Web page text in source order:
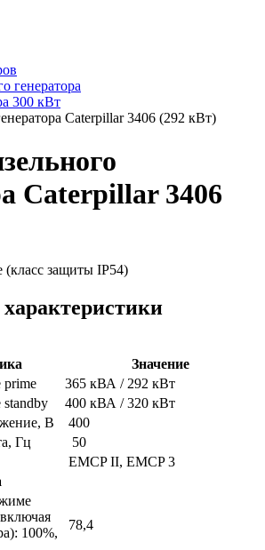
генератора
300 кВт
Caterpillar 3406 (292 кВт)
Caterpillar 3406
защиты IP54)
Значение
365 кВА / 292 кВт
400 кВА / 320 кВт
В
400
Гц
50
EMCP II, EMCP 3
100%,
78,4